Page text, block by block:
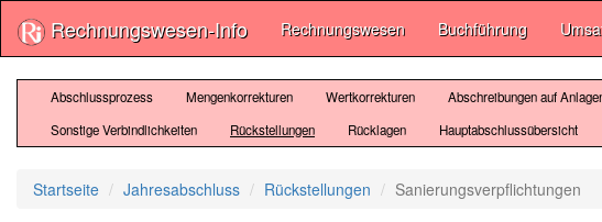
Rechnungswesen-Info Rechnungswesen Buchführung
Abschlussprozess Mengenkorrekturen Wertkorrekturen Abschreibungen auf
Sonstige Verbindlichkeiten
Rückstellungen Rücklagen Hauptabschlussübersicht
Startseite Jahresabschluss Rückstellungen Sanierungsverpflichtungen